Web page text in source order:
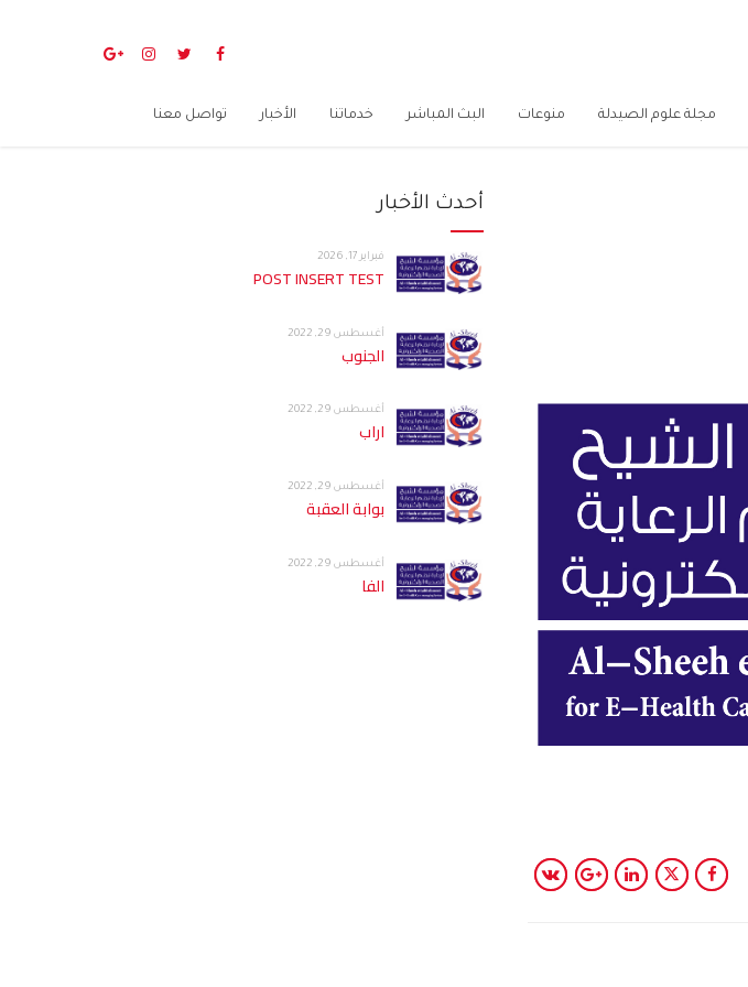
مجلة علوم الصيدلة منوعات البث المباشر خدماتنا الأخبار تواصل معنا
أحدث الأخبار
فبراير 17, 2026
POST INSERT TEST
أغسطس 29, 2022
الجنوب
أغسطس 29, 2022
اراب
أغسطس 29, 2022
بوابة العقبة
أغسطس 29, 2022
الفا